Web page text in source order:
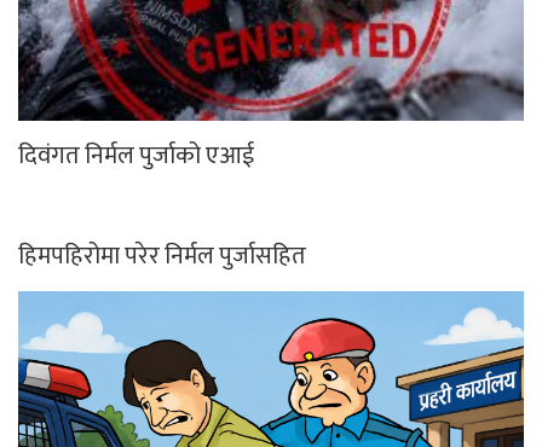
दिवंगत निर्मल पुर्जाको एआई
हिमपहिरोमा परेर निर्मल पुर्जासहित